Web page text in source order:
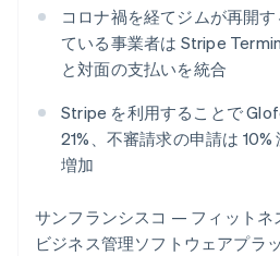
Atlas
スタートアップの企業設立
Climate
Identity
オンライン本人確認
エコシステム
パートナー
Stripe App
コロナ禍を経てジムが再開
ている事業者は Stripe
と対面の支払いを統合
Stripe を利用することで
21%、不審請求の申請は
増加
サンフランシスコ — フィットネ
ビジネス管理ソフトウェアプラ